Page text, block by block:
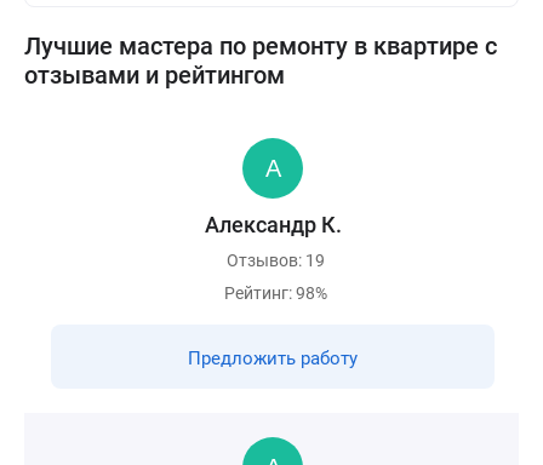
Лучшие мастера по ремонту в квартире с
отзывами и рейтингом
Александр К.
Отзывов: 19
Рейтинг: 98%
Предложить работу